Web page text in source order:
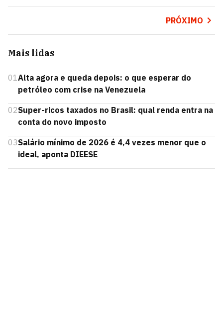
PRÓXIMO
Mais lidas
01Alta agora e queda depois: o que esperar do
petróleo com crise na Venezuela
02Super-ricos taxados no Brasil: qual renda entra na
conta do novo imposto
03Salário mínimo de 2026 é 4,4 vezes menor que o
ideal, aponta DIEESE